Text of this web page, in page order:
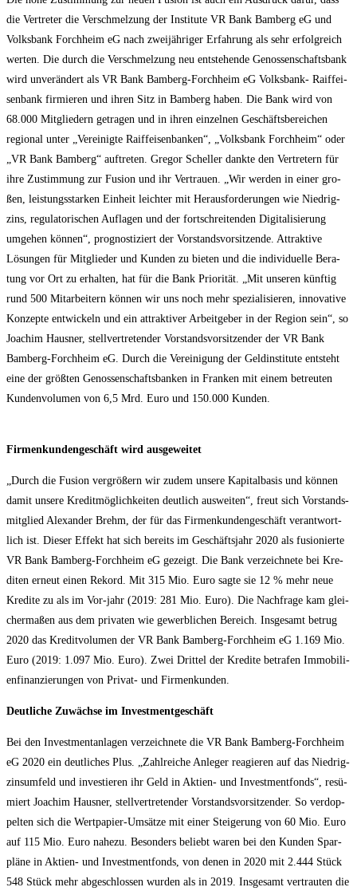
die Ver­tre­ter die Ver­schmel­zung der Insti­tu­te VR Bank Bam­berg eG und
Volks­bank Forch­heim eG nach zwei­jäh­ri­ger Erfah­rung als sehr erfolg­reich
wer­ten. Die durch die Ver­schmel­zung neu ent­ste­hen­de Genos­sen­schafts­bank
wird unver­än­dert als VR Bank Bam­berg-Forch­heim eG Volks­bank- Raiff­ei­
sen­bank fir­mie­ren und ihren Sitz in Bam­berg haben. Die Bank wird von
68.000 Mit­glie­dern getra­gen und in ihren ein­zel­nen Geschäfts­be­rei­chen
regio­nal unter „Ver­ei­nig­te Raiff­ei­sen­ban­ken“, „Volks­bank Forch­heim“ oder
„VR Bank Bam­berg“ auf­tre­ten. Gre­gor Schel­ler dank­te den Ver­tre­tern für
ihre Zustim­mung zur Fusi­on und ihr Ver­trau­en. „Wir wer­den in einer gro­
ßen, leis­tungs­star­ken Ein­heit leich­ter mit Her­aus­for­de­run­gen wie Nied­rig­
zins, regu­la­to­ri­schen Auf­la­gen und der fort­schrei­ten­den Digi­ta­li­sie­rung
umge­hen kön­nen“, pro­gnos­ti­ziert der Vor­stands­vor­sit­zen­de. Attrak­ti­ve
Lösun­gen für Mit­glie­der und Kun­den zu bie­ten und die indi­vi­du­el­le Bera­
tung vor Ort zu erhal­ten, hat für die Bank Prio­ri­tät. „Mit unse­ren künf­tig
rund 500 Mit­ar­bei­tern kön­nen wir uns noch mehr spe­zia­li­sie­ren, inno­va­ti­ve
Kon­zep­te ent­wi­ckeln und ein attrak­ti­ver Arbeit­ge­ber in der Regi­on sein“, so
Joa­chim Haus­ner, stell­ver­tre­ten­der Vor­stands­vor­sit­zen­der der VR Bank
Bam­berg-Forch­heim eG. Durch die Ver­ei­ni­gung der Geld­in­sti­tu­te ent­steht
eine der größ­ten Genos­sen­schafts­ban­ken in Fran­ken mit einem betreu­ten
Kun­den­vo­lu­men von 6,5 Mrd. Euro und 150.000 Kunden.
Fir­men­kun­den­ge­schäft wird ausgeweitet
„Durch die Fusi­on ver­grö­ßern wir zudem unse­re Kapi­tal­ba­sis und kön­nen
damit unse­re Kre­dit­mög­lich­kei­ten deut­lich aus­wei­ten“, freut sich Vor­stands­
mit­glied Alex­an­der Brehm, der für das Fir­men­kun­den­ge­schäft ver­ant­wort­
lich ist. Die­ser Effekt hat sich bereits im Geschäfts­jahr 2020 als fusio­nier­te
VR Bank Bam­berg-Forch­heim eG gezeigt. Die Bank ver­zeich­ne­te bei Kre­
di­ten erneut einen Rekord. Mit 315 Mio. Euro sag­te sie 12 % mehr neue
Kre­di­te zu als im Vor-jahr (2019: 281 Mio. Euro). Die Nach­fra­ge kam glei­
cher­ma­ßen aus dem pri­va­ten wie gewerb­li­chen Bereich. Ins­ge­samt betrug
2020 das Kre­dit­vo­lu­men der VR Bank Bam­berg-Forch­heim eG 1.169 Mio.
Euro (2019: 1.097 Mio. Euro). Zwei Drit­tel der Kre­di­te betra­fen Immo­bi­li­
en­fi­nan­zie­run­gen von Pri­vat- und Firmenkunden.
Deut­li­che Zuwäch­se im Investmentgeschäft
Bei den Invest­ment­an­la­gen ver­zeich­ne­te die VR Bank Bam­berg-Forch­heim
eG 2020 ein deut­li­ches Plus. „Zahl­rei­che Anle­ger reagie­ren auf das Nied­rig­
zins­um­feld und inves­tie­ren ihr Geld in Akti­en- und Invest­ment­fonds“, resü­
miert Joa­chim Haus­ner, stell­ver­tre­ten­der Vor­stands­vor­sit­zen­der. So ver­dop­
pel­ten sich die Wert­pa­pier-Umsät­ze mit einer Stei­ge­rung von 60 Mio. Euro
auf 115 Mio. Euro nahe­zu. Beson­ders beliebt waren bei den Kun­den Spar­
plä­ne in Akti­en- und Invest­ment­fonds, von denen in 2020 mit 2.444 Stück
548 Stück mehr abge­schlos­sen wur­den als in 2019. Ins­ge­samt ver­trau­ten die